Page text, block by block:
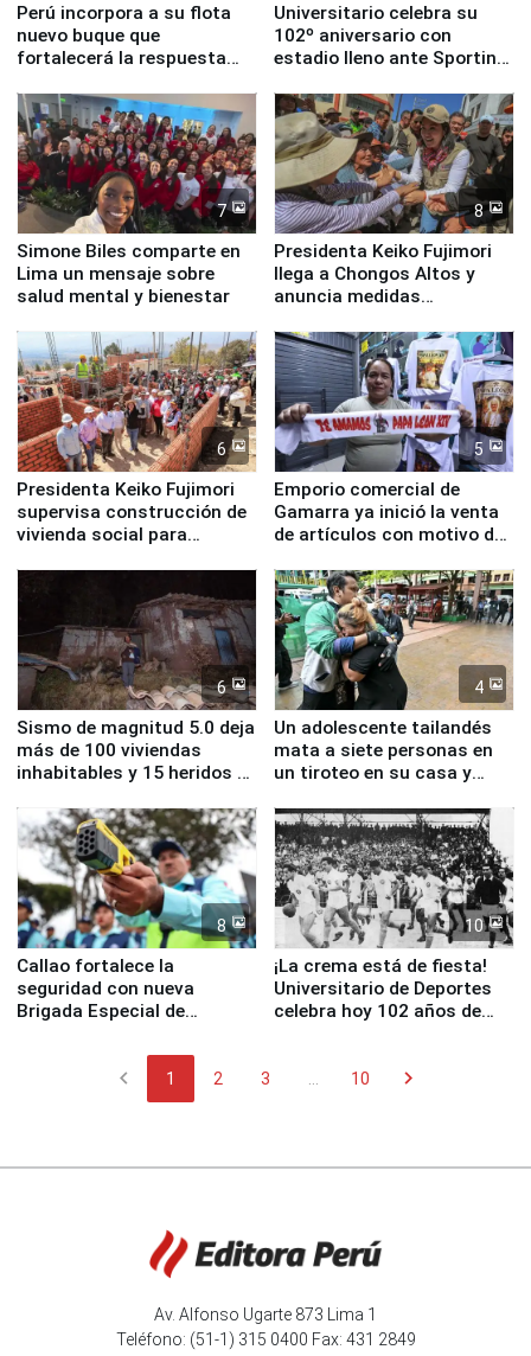
Perú incorpora a su flota
nuevo buque que
fortalecerá la respuesta
Universitario celebra su
102º aniversario con
estadio lleno ante Sporting
7
Simone Biles comparte en
Lima un mensaje sobre
salud mental y bienestar
8
Presidenta Keiko Fujimori
llega a Chongos Altos y
anuncia medidas
educación, salud y empleo
6
Presidenta Keiko Fujimori
supervisa construcción de
vivienda social para
5
Emporio comercial de
Gamarra ya inició la venta
de artículos con motivo de
6
Sismo de magnitud 5.0 deja
más de 100 viviendas
inhabitables y 15 heridos en
4
Un adolescente tailandés
mata a siete personas en
un tiroteo en su casa y
8
Callao fortalece la
seguridad con nueva
Brigada Especial de
equipamiento para
10
¡La crema está de fiesta!
Universitario de Deportes
celebra hoy 102 años de
chevron_left 1 2 3 10 chevron_right
Av. Alfonso Ugarte 873 Lima 1
Teléfono: (51-1) 315 0400 Fax: 431 2849